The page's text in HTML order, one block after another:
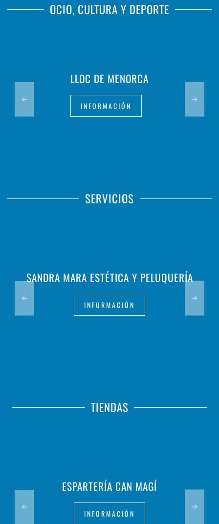
OCIO, CULTURA Y DEPORTE
LLOC DE MENORCA
INFORMACIÓN
SERVICIOS
SANDRA MARA ESTÉTICA Y PELUQUERÍA
INFORMACIÓN
TIENDAS
ESPARTERÍA CAN MAGÍ
INFORMACIÓN